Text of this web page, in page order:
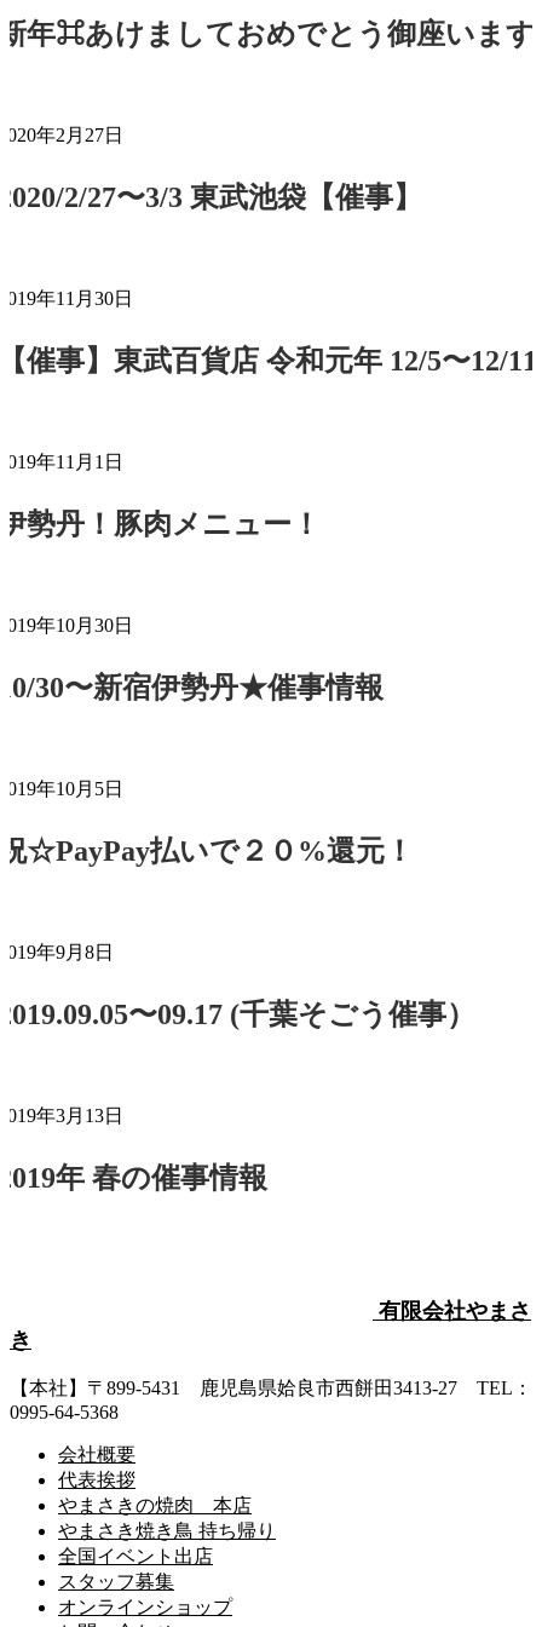
年⌘あけましておめでとう御座います
年2月27日
2/27〜3/3 東武池袋【催事】
年11月30日
催事】東武百貨店 令和元年 12/5〜12/11
年11月1日
勢丹！豚肉メニュー！
年10月30日
30〜新宿伊勢丹★催事情報
年10月5日
☆PayPay払いで２０%還元！
年9月8日
〜09.17 (千葉そごう催事）
年3月13日
年 春の催事情報
有限会社やまさ
き
【本社】〒899-5431 鹿児島県姶良市西餅田3413-27 TEL：
0995-64-5368
会社概要
代表挨拶
やまさきの焼肉 本店
やまさき焼き鳥 持ち帰り
全国イベント出店
スタッフ募集
オンラインショップ